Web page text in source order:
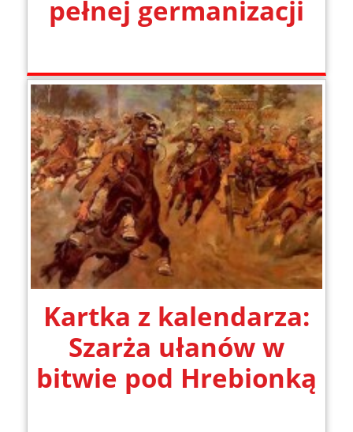
pełnej germanizacji
Kartka z kalendarza:
Szarża ułanów w
bitwie pod Hrebionką